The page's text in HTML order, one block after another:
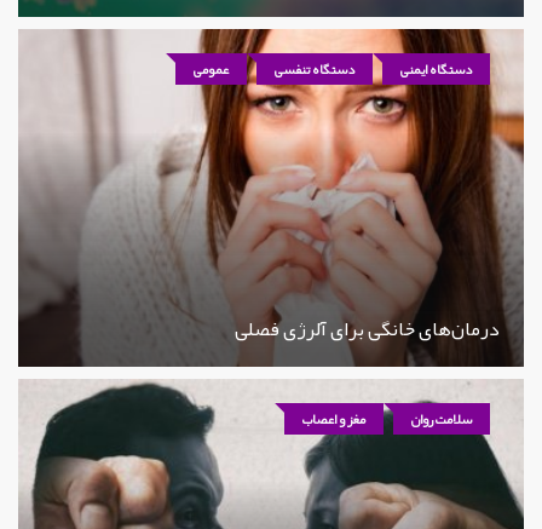
دستگاه ایمنی دستگاه تنفسی عمومی
درمان‌های خانگی برای آلرژی فصلی
سلامت روان مغز و اعصاب